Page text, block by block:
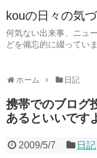
kouの日々の気
何気ない出来事、ニュ
どを備忘的に綴っていま
ホーム 日記
携帯でのブログ
あるといいです
2009/5/7 日記